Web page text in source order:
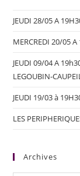
JEUDI 28/05 A
MERCREDI 20/05 A
JEUDI 09/04 A
LEGOUBIN-
JEUDI 19/03 à
LES
Archives